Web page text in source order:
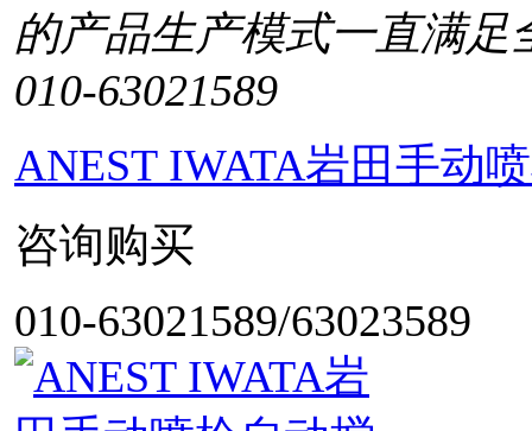
的产品生产模式一直满足
010-63021589
ANEST IWATA岩田手动
咨询购买
010-63021589/63023589